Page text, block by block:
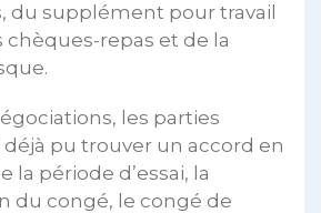
du supplément pour travail
chèques-repas et de la
les parties
pu trouver un accord en
la période d’essai, la
du congé, le congé de